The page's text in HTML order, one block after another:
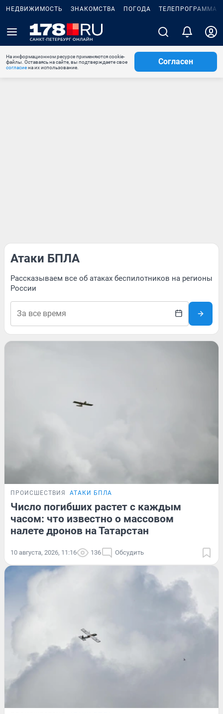
НЕДВИЖИМОСТЬ ЗНАКОМСТВА ПОГОДА ТЕЛЕПРОГРАММА
На информационном ресурсе применяются cookie-
файлы. Оставаясь на сайте, вы подтверждаете свое
согласиена их использование.
Согласен
Атаки БПЛА
Рассказываем все об атаках беспилотников на регионы
России
ПРОИСШЕСТВИЯ АТАКИ БПЛА
Число погибших растет с каждым
часом: что известно о массовом
налете дронов на Татарстан
10 августа, 2026, 11:16 136 Обсудить